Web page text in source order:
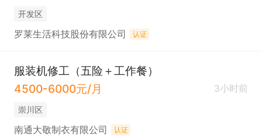
开发区
罗莱生活科技股份有限公司 认证
服装机修工（五险＋工作餐）
4500-6000元/月
3小时前
崇川区
南通大敬制衣有限公司 认证